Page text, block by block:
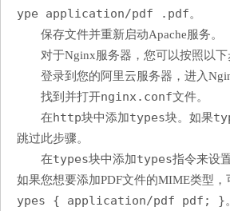
ype application/pdf .pdf。
保存文件并重新启动Apache服务。
对于Nginx服务器，您可以按照以下
登录到您的阿里云服务器，进入
找到并打开nginx.conf文件。
在http块中添加types块。如果
跳过此步骤。
在types块中添加types指令来设
如果您想要添加PDF文件的MIME类型，
ypes { application/pdf pdf; }。